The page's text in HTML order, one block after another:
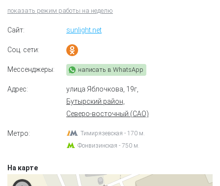
показать режим работы на неделю
Сайт: sunlight.net
Соц. сети:
Мессенджеры: написать в WhatsApp
Адрес: улица Яблочкова, 19г
Бутырский район,
Северо-восточный (САО)
Метро:
Тимирязевская - 170 м.
Фонвизинская - 750 м.
На карте